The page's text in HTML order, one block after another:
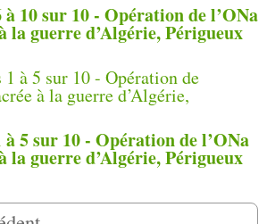
à 10 sur 10 - Opération de l’ONa
la guerre d’Algérie, Périgueux
à 5 sur 10 - Opération de l’ONa
la guerre d’Algérie, Périgueux